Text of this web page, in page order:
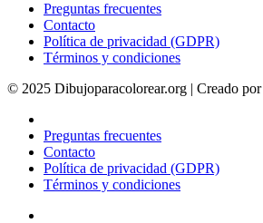
Preguntas frecuentes
Contacto
Política de privacidad (GDPR)
Términos y condiciones
© 2025 Dibujoparacolorear.org | Creado por
Preguntas frecuentes
Contacto
Política de privacidad (GDPR)
Términos y condiciones